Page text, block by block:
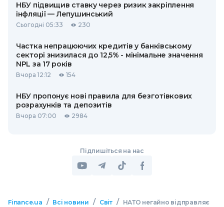
НБУ підвищив ставку через ризик закріплення
інфляції — Лепушинський
Сьогодні 05:33 230
Частка непрацюючих кредитів у банківському
секторі знизилася до 12,5% - мінімальне значення
NPL за 17 років
Вчора 12:12 154
НБУ пропонує нові правила для безготівкових
розрахунків та депозитів
Вчора 07:00 2984
Підпишіться на нас
Finance.ua / Всі новини / Світ /
НАТО негайно відправляє